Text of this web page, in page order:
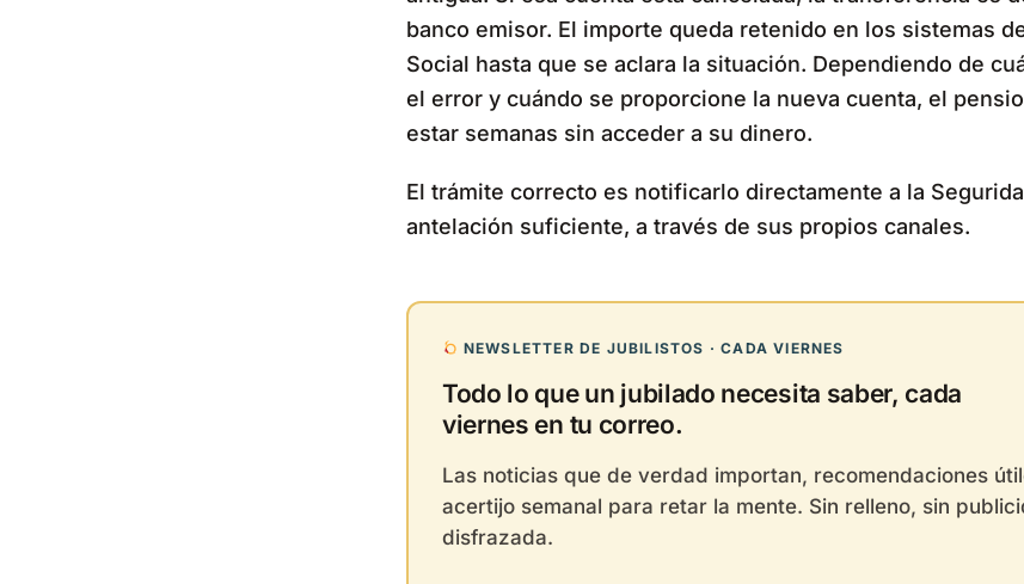
banco emisor. El importe queda retenido en los sistemas
Social hasta que se aclara la situación. Dependiendo de
el error y cuándo se proporcione la nueva cuenta, el
estar semanas sin acceder a su dinero.
El trámite correcto es notificarlo directamente a la
antelación suficiente, a través de sus propios canales.
NEWSLETTER DE JUBILISTOS · CADA VIERNES
Todo lo que un jubilado necesita saber, cada
viernes en tu correo.
Las noticias que de verdad importan, recomendaciones
acertijo semanal para retar la mente. Sin relleno, sin
disfrazada.